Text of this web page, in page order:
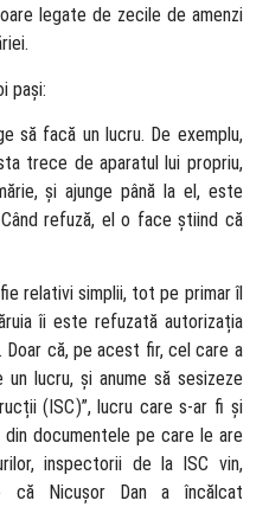
legate de zecile de amenzi
pași:
să facă un lucru. De exemplu,
trece de aparatul lui propriu,
și ajunge până la el, este
refuză, el o face știind că
relativi simplii, tot pe primar îl
îi este refuzată autorizația
că, pe acest fir, cel care a
lucru, și anume să sesizeze
(ISC)”, lucru care s-ar fi și
documentele pe care le are
inspectorii de la ISC vin,
că Nicușor Dan a încălcat